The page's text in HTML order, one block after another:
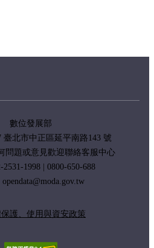
數位發展部
臺北市中正區延平南路143 號
問題或意見歡迎聯絡客服中心
2531-1998 | 0800-650-688
opendata@moda.gov.tw
保護、使用與資安政策